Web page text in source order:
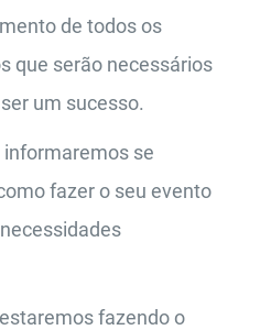
de todos os
que serão necessários
um sucesso.
se
fazer o seu evento
fazendo o